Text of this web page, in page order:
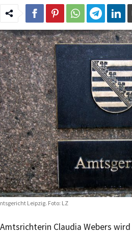
Leipzig. Foto: LZ
Amtsrichterin Claudia Webers wird